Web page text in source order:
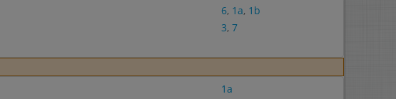
6, 1a, 1b
3, 7
1a